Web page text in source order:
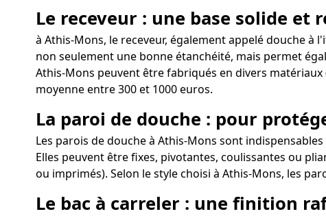
Le receveur : une base solide et
à Athis-Mons, le receveur, également appelé douche
non seulement une bonne étanchéité, mais permet
Athis-Mons peuvent être fabriqués en divers
moyenne entre 300 et 1000 euros.
La paroi de douche : pour
Les parois de douche à Athis-Mons sont
Elles peuvent être fixes, pivotantes, coulissantes ou
ou imprimés). Selon le style choisi à Athis-Mons, les
Le bac à carreler : une finition